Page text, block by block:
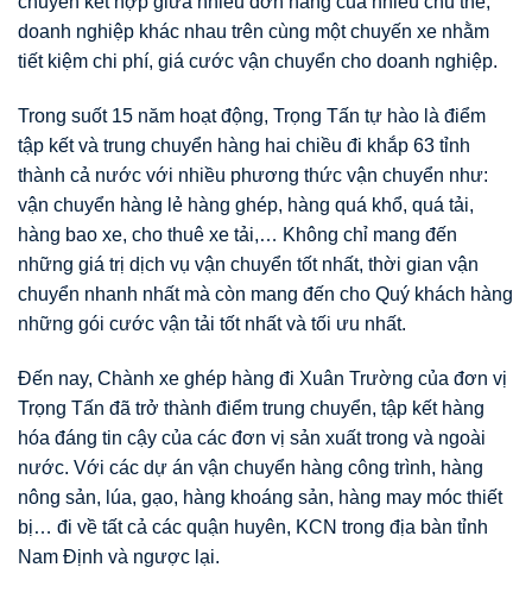
doanh nghiệp khác nhau trên cùng một chuyến xe nhằm
tiết kiệm chi phí, giá cước vận chuyển cho doanh nghiệp.
Trong suốt 15 năm hoạt động, Trọng Tấn tự hào là điểm
tập kết và trung chuyển hàng hai chiều đi khắp 63 tỉnh
thành cả nước với nhiều phương thức vận chuyển như:
vận chuyển hàng lẻ hàng ghép, hàng quá khổ, quá tải,
hàng bao xe, cho thuê xe tải,… Không chỉ mang đến
những giá trị dịch vụ vận chuyển tốt nhất, thời gian vận
chuyển nhanh nhất mà còn mang đến cho Quý khách hàng
những gói cước vận tải tốt nhất và tối ưu nhất.
Đến nay, Chành xe ghép hàng đi Xuân Trường của đơn vị
Trọng Tấn đã trở thành điểm trung chuyển, tập kết hàng
hóa đáng tin cậy của các đơn vị sản xuất trong và ngoài
nước. Với các dự án vận chuyển hàng công trình, hàng
nông sản, lúa, gạo, hàng khoáng sản, hàng may móc thiết
bị… đi về tất cả các quận huyên, KCN trong địa bàn tỉnh
Nam Định và ngược lại.